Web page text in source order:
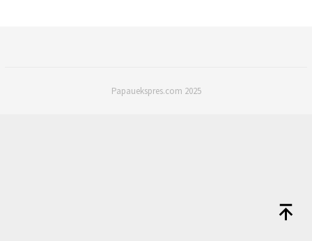
Papauekspres.com 2025